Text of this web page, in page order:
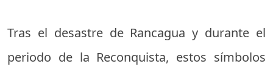
Tras el desastre de Rancagua y durante el
periodo de la Reconquista, estos símbolos